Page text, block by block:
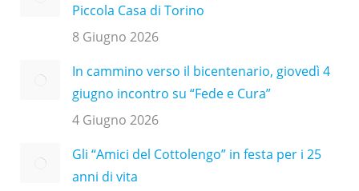
Piccola Casa di Torino
8 Giugno 2026
In cammino verso il bicentenario, giovedì 4
giugno incontro su “Fede e Cura”
4 Giugno 2026
Gli “Amici del Cottolengo” in festa per i 25
anni di vita